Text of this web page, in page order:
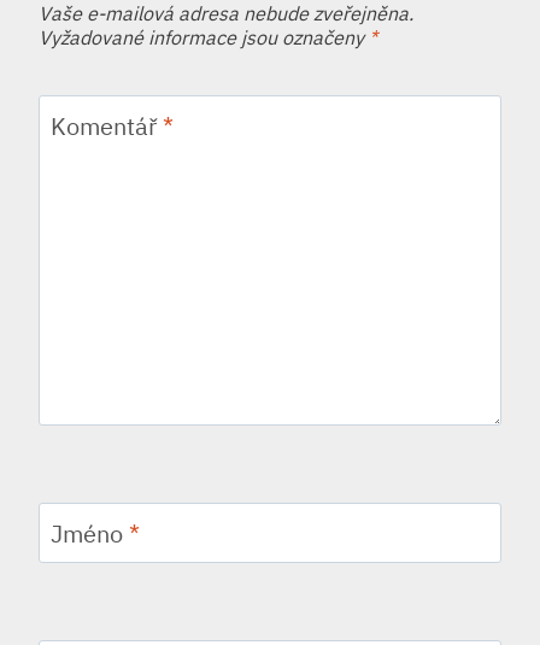
Vaše e-mailová adresa nebude zveřejněna.
Vyžadované informace jsou označeny *
Komentář*
Jméno *